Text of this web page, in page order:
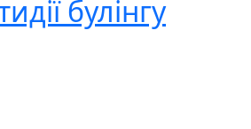
булінгу